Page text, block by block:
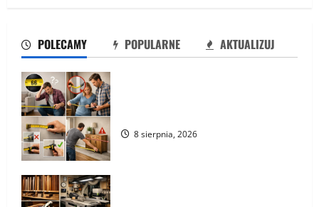
POLECAMY POPULARNE AKTUALIZUJ
8 sierpnia, 2026